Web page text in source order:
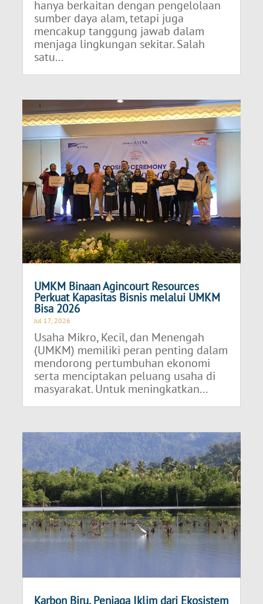
hanya berkaitan dengan pengelolaan
sumber daya alam, tetapi juga
mencakup tanggung jawab dalam
menjaga lingkungan sekitar. Salah
satu...
UMKM Binaan Agincourt Resources
Perkuat Kapasitas Bisnis melalui UMKM
Bisa 2026
Jul 17, 2026
Usaha Mikro, Kecil, dan Menengah
(UMKM) memiliki peran penting dalam
mendorong pertumbuhan ekonomi
serta menciptakan peluang usaha di
masyarakat. Untuk meningkatkan...
Karbon Biru, Penjaga Iklim dari Ekosistem